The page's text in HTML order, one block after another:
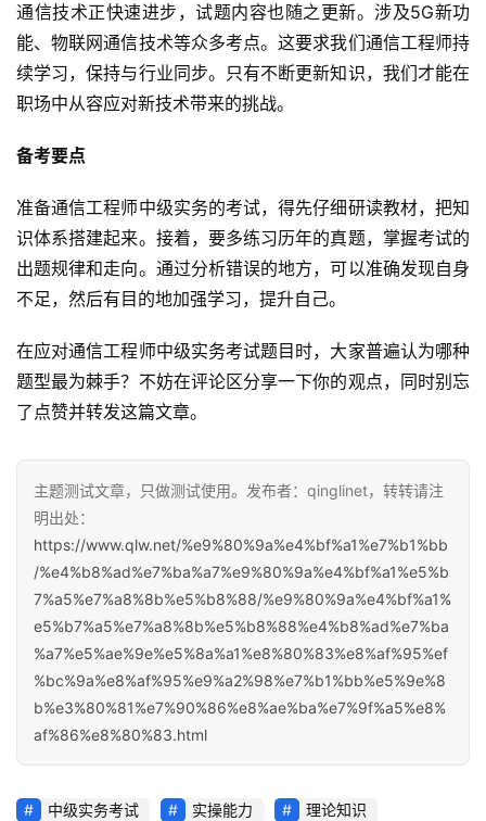
通信技术正快速进步，试题内容也随之更新。涉及5G新功
能、物联网通信技术等众多考点。这要求我们通信工程师持
续学习，保持与行业同步。只有不断更新知识，我们才能在
职场中从容应对新技术带来的挑战。
备考要点
准备通信工程师中级实务的考试，得先仔细研读教材，把知
识体系搭建起来。接着，要多练习历年的真题，掌握考试的
出题规律和走向。通过分析错误的地方，可以准确发现自身
不足，然后有目的地加强学习，提升自己。
在应对通信工程师中级实务考试题目时，大家普遍认为哪种
题型最为棘手？不妨在评论区分享一下你的观点，同时别忘
了点赞并转发这篇文章。
主题测试文章，只做测试使用。发布者：qinglinet，转转请注
明出处：
https://www.qlw.net/%e9%80%9a%e4%bf%a1%e7%b1%bb
/%e4%b8%ad%e7%ba%a7%e9%80%9a%e4%bf%a1%e5%b
7%a5%e7%a8%8b%e5%b8%88/%e9%80%9a%e4%bf%a1%
e5%b7%a5%e7%a8%8b%e5%b8%88%e4%b8%ad%e7%ba
%a7%e5%ae%9e%e5%8a%a1%e8%80%83%e8%af%95%ef
%bc%9a%e8%af%95%e9%a2%98%e7%b1%bb%e5%9e%8
b%e3%80%81%e7%90%86%e8%ae%ba%e7%9f%a5%e8%
af%86%e8%80%83.html
中级实务考试 实操能力
理论知识